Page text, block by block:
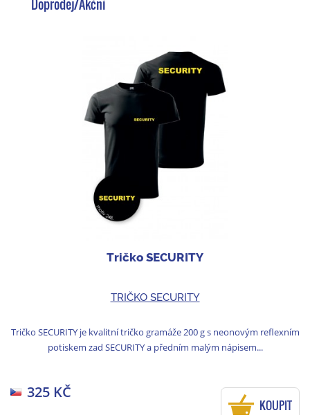
Doprodej/Akční
Tričko SECURITY
TRIČKO SECURITY
Tričko SECURITY je kvalitní tričko gramáže 200 g s neonovým reflexním
potiskem zad SECURITY a předním malým nápisem...
325 KČ
KOUPIT